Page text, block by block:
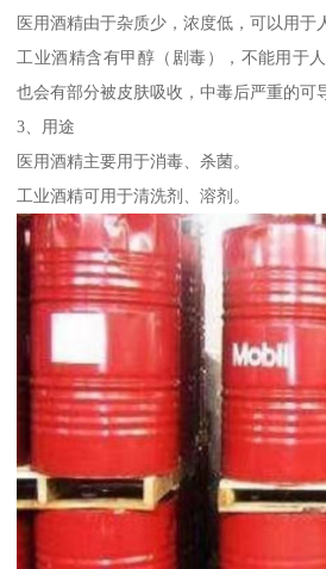
医用酒精由于杂质少，浓度低，可以用于
工业酒精含有甲醇（剧毒），不能用于
也会有部分被皮肤吸收，中毒后严重的可
3、用途
医用酒精主要用于消毒、杀菌。
工业酒精可用于清洗剂、溶剂。